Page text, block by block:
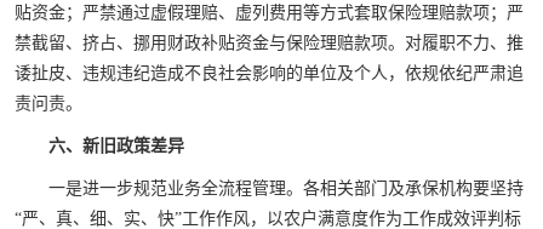
贴资金；严禁通过虚假理赔、虚列费用等方式套取保险理赔款项；严
禁截留、挤占、挪用财政补贴资金与保险理赔款项。对履职不力、推
诿扯皮、违规违纪造成不良社会影响的单位及个人，依规依纪严肃追
责问责。
六、新旧政策差异
一是进一步规范业务全流程管理。各相关部门及承保机构要坚持
“严、真、细、实、快”工作作风，以农户满意度作为工作成效评判标